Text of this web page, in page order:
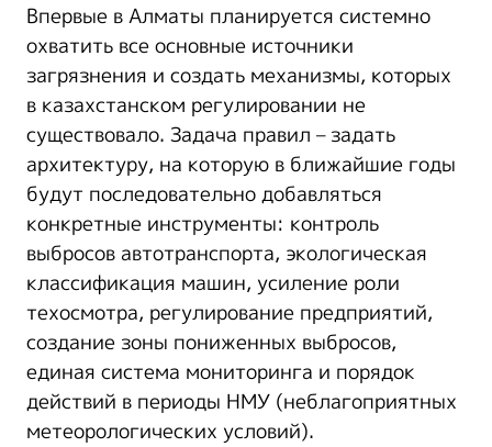
Впервые в Алматы планируется системно
охватить все основные источники
загрязнения и создать механизмы, которых
в казахстанском регулировании не
существовало. Задача правил – задать
архитектуру, на которую в ближайшие годы
будут последовательно добавляться
конкретные инструменты: контроль
выбросов автотранспорта, экологическая
классификация машин, усиление роли
техосмотра, регулирование предприятий,
создание зоны пониженных выбросов,
единая система мониторинга и порядок
действий в периоды НМУ (неблагоприятных
метеорологических условий).